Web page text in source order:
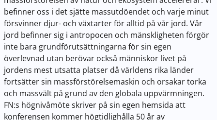
befinner oss i det sjätte massutdöendet och varje minut
försvinner djur- och växtarter för alltid på vår jord. Vår
jord befinner sig i antropocen och mänskligheten förgör
inte bara grundförutsättningarna för sin egen
överlevnad utan berövar också människor livet på
jordens mest utsatta platser då världens rika länder
fortsätter sin massförstörelsemaskin och orsakar torka
och massvält på grund av den globala uppvärmningen.
FN:s högnivåmöte skriver på sin egen hemsida att
konferensen kommer högtidlighålla 50 år av